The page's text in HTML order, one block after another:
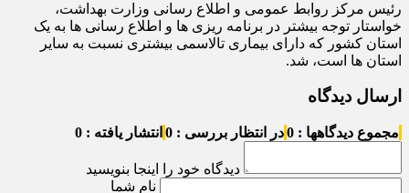
رئیس مرکز روابط عمومی و اطلاع رسانی وزارت بهداشت،
خواستار توجه بیشتر در برنامه ریزی ها و اطلاع رسانی ها به یک
استان کشور که دارای بیماری تالاسمی بیشتری نسبت به سایر
استان ها است، شد.
ارسال دیدگاه
مجموع دیدگاهها : 0 در انتظار بررسی : 0 انتشار یافته : 0
دیدگاه خود را اینجا بنویسید
نام شما